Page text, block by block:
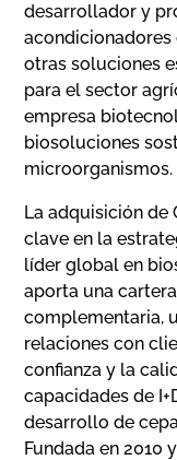
desarrollador y
acondicionadores
otras soluciones
para el sector
empresa
biosoluciones
microorganismos.
La adquisición de
clave en la
líder global en
aporta una
complementaria,
relaciones con
confianza y la
capacidades de
desarrollo de
Fundada en 2010